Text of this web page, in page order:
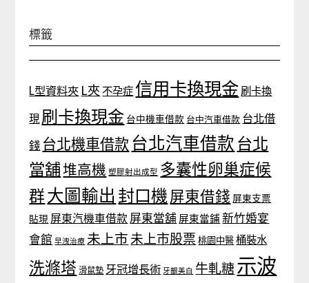
標籤
L型資料夾 L夾 不孕症 信用卡換現金 刷卡換
現 刷卡換現金 台中機車借款 台中汽車借款 台北借
錢 台北機車借款 台北汽車借款 台北
當舖堆高機 塑膠射出成型 多囊性卵巢症候
群大圖輸出 封口機 屏東借錢 屏東支票
貼現 屏東汽機車借款 屏東當舖 屏東當鋪 新竹婚宴
會館 早洩治療 未上市 未上市股票 桃園中醫 桶裝水
洗滌塔 滑鼠墊 牙冠增長術 牙齦美白 牛軋糖示波